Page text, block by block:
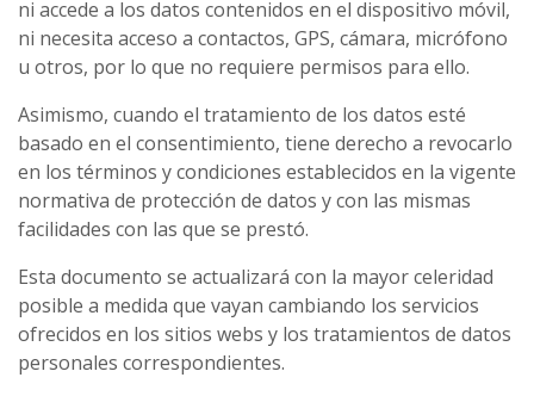
ni accede a los datos contenidos en el dispositivo móvil,
ni necesita acceso a contactos, GPS, cámara, micrófono
u otros, por lo que no requiere permisos para ello.
Asimismo, cuando el tratamiento de los datos esté
basado en el consentimiento, tiene derecho a revocarlo
en los términos y condiciones establecidos en la vigente
normativa de protección de datos y con las mismas
facilidades con las que se prestó.
Esta documento se actualizará con la mayor celeridad
posible a medida que vayan cambiando los servicios
ofrecidos en los sitios webs y los tratamientos de datos
personales correspondientes.